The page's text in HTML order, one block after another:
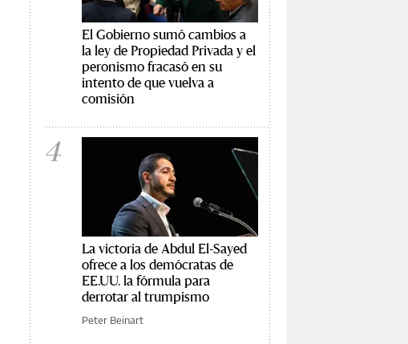
El Gobierno sumó cambios a
la ley de Propiedad Privada y el
peronismo fracasó en su
intento de que vuelva a
comisión
4
La victoria de Abdul El-Sayed
ofrece a los demócratas de
EE.UU. la fórmula para
derrotar al trumpismo
Peter Beinart